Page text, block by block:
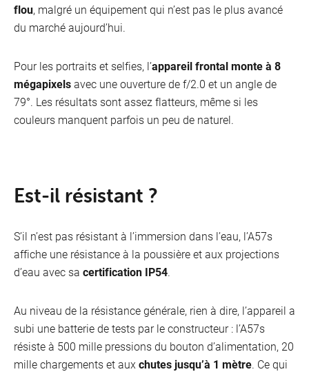
flou, malgré un équipement qui n’est pas le plus avancé
du marché aujourd’hui.
Pour les portraits et selfies, l’appareil frontal monte à 8
mégapixelsavec une ouverture de f/2.0 et un angle de
79°. Les résultats sont assez flatteurs, même si les
couleurs manquent parfois un peu de naturel.
Est-il résistant ?
S’il n’est pas résistant à l’immersion dans l’eau, l’A57s
affiche une résistance à la poussière et aux projections
d’eau avec sa certification IP54.
Au niveau de la résistance générale, rien à dire, l’appareil a
subi une batterie de tests par le constructeur : l’A57s
résiste à 500 mille pressions du bouton d’alimentation, 20
mille chargements et aux chutes jusqu’à 1 mètre. Ce qui